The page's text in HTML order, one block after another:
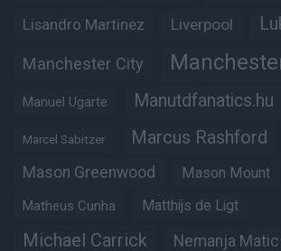
Lisandro Martinez Liverpool
Manchester City
Manuel Ugarte Manutdfanatics.hu
Marcel Sabitzer Marcus Rashford
Mason Greenwood Mason Mount
Matheus Cunha Matthijs de Ligt
Michael Carrick Nemanja Matic